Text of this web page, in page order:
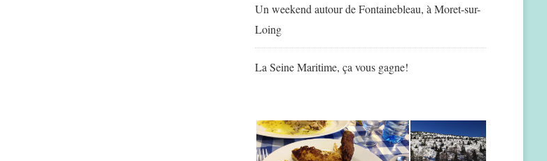
Un weekend autour de Fontainebleau, à Moret-sur-
Loing
La Seine Maritime, ça vous gagne!